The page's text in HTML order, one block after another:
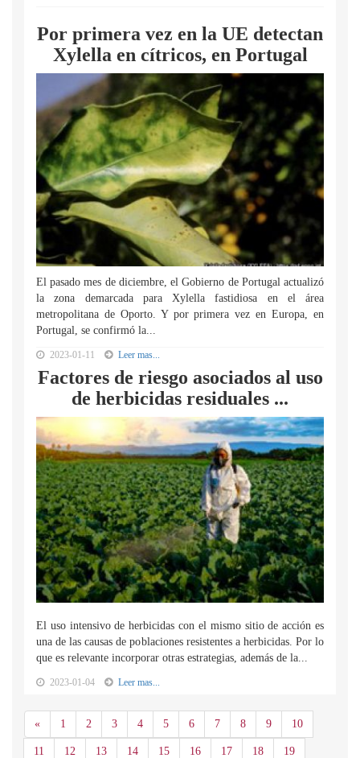
Por primera vez en la UE detectan
Xylella en cítricos, en Portugal
El pasado mes de diciembre, el Gobierno de Portugal actualizó
la zona demarcada para Xylella fastidiosa en el área
metropolitana de Oporto. Y por primera vez en Europa, en
Portugal, se confirmó la...
2023-01-11 Leer mas...
Factores de riesgo asociados al uso
de herbicidas residuales ...
El uso intensivo de herbicidas con el mismo sitio de acción es
una de las causas de poblaciones resistentes a herbicidas. Por lo
que es relevante incorporar otras estrategias, además de la...
2023-01-04 Leer mas...
«Anterior
1 2 3 4 5 6 7 8 9 10
11 12 13 14 15 16 17 18 19